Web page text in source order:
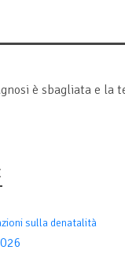
è sbagliata e la
sulla denatalità